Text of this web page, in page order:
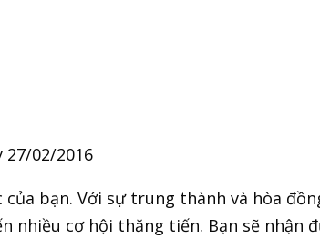
27/02/2016
bạn. Với sự trung thành và hòa
nhiều cơ hội thăng tiến. Bạn sẽ nhận